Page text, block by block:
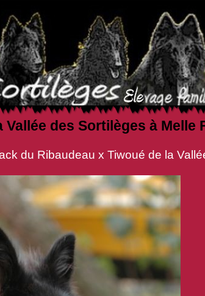
Vallée des Sortilèges à Melle
x Tiwoué de la Vallée